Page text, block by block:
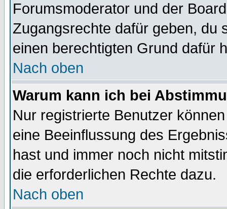
Forumsmoderator und der
Zugangsrechte dafür geben, du
einen berechtigten Grund dafür
Nach oben
Warum kann ich bei
Nur registrierte Benutzer
eine Beeinflussung des
hast und immer noch nicht
die erforderlichen Rechte dazu.
Nach oben